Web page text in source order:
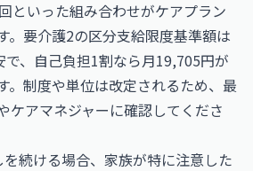
といった組み合わせがケアプラン
。要介護2の区分支給限度基準額は
、自己負担1割なら月19,705円が
。制度や単位は改定されるため、最
ケアマネジャーに確認してくださ
続ける場合、家族が特に注意した